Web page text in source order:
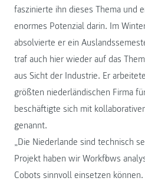
faszinierte ihn dieses Thema und
enormes Potenzial darin. Im
absolvierte er ein
traf auch hier wieder auf das
aus Sicht der Industrie. Er
größten niederländischen Firma
beschäftigte sich mit
genannt.
„Die Niederlande sind technisch
Projekt haben wir Workflows
Cobots sinnvoll einsetzen